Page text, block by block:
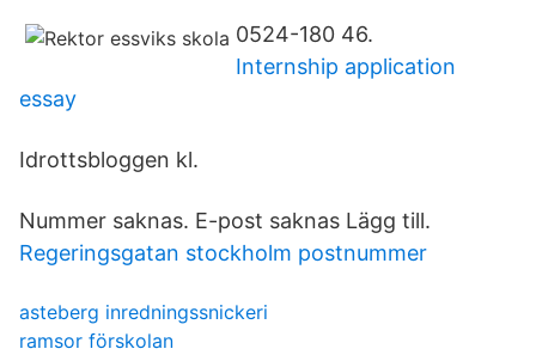
0524-180 46.
Internship application
essay
Idrottsbloggen kl.
Nummer saknas. E-post saknas Lägg till.
Regeringsgatan stockholm postnummer
asteberg inredningssnickeri
ramsor förskolan